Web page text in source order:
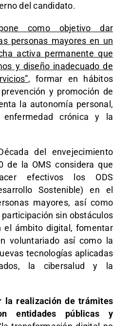
del candidato.
como objetivo dar
personas mayores en un
activa permanente que
y diseño inadecuado de
, formar en hábitos
y promoción de
la autonomía personal,
enfermedad crónica y la
del envejecimiento
de la OMS considera que
efectivos los ODS
Sostenible) en el
mayores, así como
sin obstáculos
el ámbito digital, fomentar
voluntariado así como la
tecnologías aplicadas
la cibersalud y la
la realización de trámites
entidades públicas y